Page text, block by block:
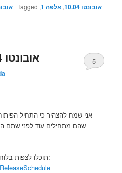
|Tagged אובונטו 10.04 , אלפה 1 ,
אובונטו 10.04 – שונר בוהק 5
אני שמח להצהיר כי התחיל
שהם מתחילים עוד לפני שתם
תוכלו לצפות בלוח הזמנים (וגם להוריד אותו) מכאן: